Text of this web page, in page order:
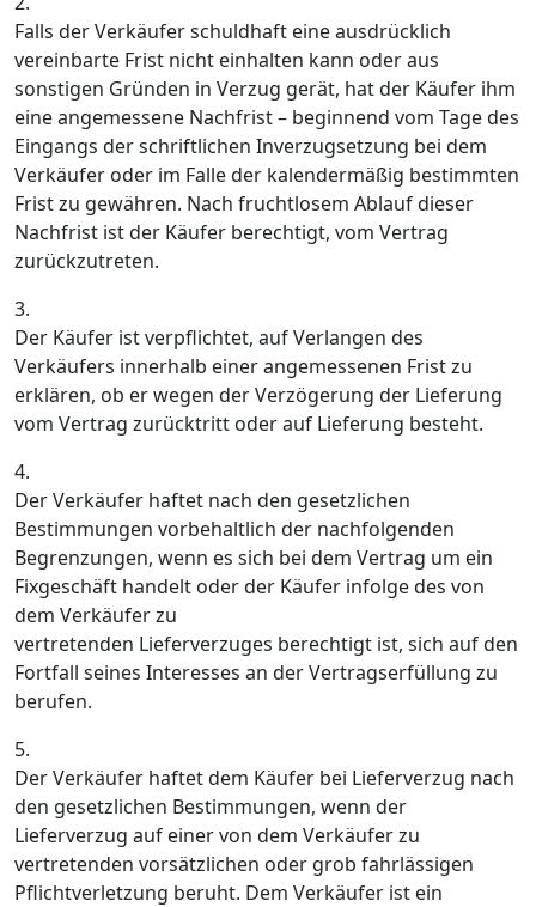
Falls der Verkäufer schuldhaft eine ausdrücklich
vereinbarte Frist nicht einhalten kann oder aus
sonstigen Gründen in Verzug gerät, hat der Käufer ihm
eine angemessene Nachfrist – beginnend vom Tage des
Eingangs der schriftlichen Inverzugsetzung bei dem
Verkäufer oder im Falle der kalendermäßig bestimmten
Frist zu gewähren. Nach fruchtlosem Ablauf dieser
Nachfrist ist der Käufer berechtigt, vom Vertrag
zurückzutreten.
3.
Der Käufer ist verpflichtet, auf Verlangen des
Verkäufers innerhalb einer angemessenen Frist zu
erklären, ob er wegen der Verzögerung der Lieferung
vom Vertrag zurücktritt oder auf Lieferung besteht.
4.
Der Verkäufer haftet nach den gesetzlichen
Bestimmungen vorbehaltlich der nachfolgenden
Begrenzungen, wenn es sich bei dem Vertrag um ein
Fixgeschäft handelt oder der Käufer infolge des von
dem Verkäufer zu
vertretenden Lieferverzuges berechtigt ist, sich auf den
Fortfall seines Interesses an der Vertragserfüllung zu
berufen.
5.
Der Verkäufer haftet dem Käufer bei Lieferverzug nach
den gesetzlichen Bestimmungen, wenn der
Lieferverzug auf einer von dem Verkäufer zu
vertretenden vorsätzlichen oder grob fahrlässigen
Pflichtverletzung beruht. Dem Verkäufer ist ein